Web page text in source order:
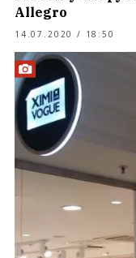
Allegro
14.07.2020 / 18:50